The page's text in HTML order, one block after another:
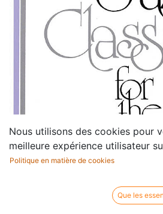
Nous utilisons des cookies pour
meilleure expérience utilisateur
Politique en matière de cookies
Que les